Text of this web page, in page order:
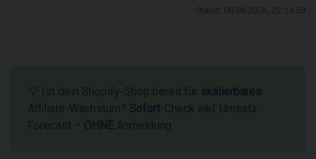
💡 Ist dein Shopify-Shop bereit für skalierbares
Affiliate-Wachstum? Sofort-Check inkl. Umsatz-
Forecast – OHNE Anmeldung.